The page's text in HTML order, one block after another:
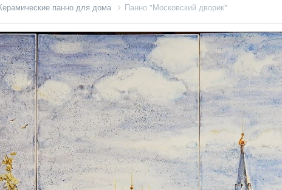
панно для дома Панно "Московский дворик"